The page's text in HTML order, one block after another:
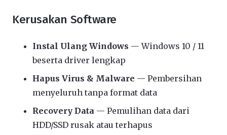
Kerusakan Software
Instal Ulang Windows — Windows 10 / 11
beserta driver lengkap
Hapus Virus & Malware — Pembersihan
menyeluruh tanpa format data
Recovery Data — Pemulihan data dari
HDD/SSD rusak atau terhapus